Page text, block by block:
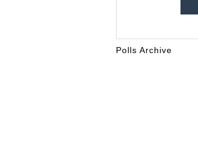
Polls Archive